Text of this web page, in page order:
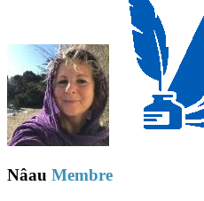
Nâau Membre